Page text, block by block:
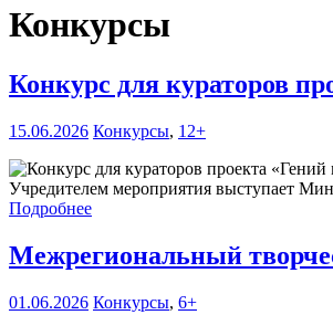
Конкурсы
Конкурс для кураторов
15.06.2026 Конкурсы, 12+
Учредителем мероприятия выступает
Подробнее
Межрегиональный
01.06.2026 Конкурсы, 6+